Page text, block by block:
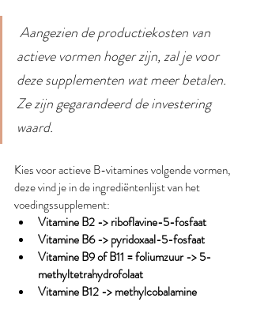
Aangezien de productiekosten van
actieve vormen hoger zijn, zal je voor
deze supplementen wat meer betalen.
Ze zijn gegarandeerd de investering
waard.
Kies voor actieve B-vitamines volgende vormen,
deze vind je in de ingrediëntenlijst van het
voedingssupplement:
Vitamine B2 -> riboflavine-5-fosfaat
Vitamine B6 -> pyridoxaal-5-fosfaat
Vitamine B9 of B11 = foliumzuur -> 5-
methyltetrahydrofolaat
Vitamine B12 -> methylcobalamine